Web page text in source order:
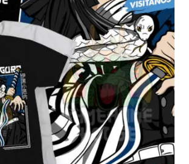
through
$300.00